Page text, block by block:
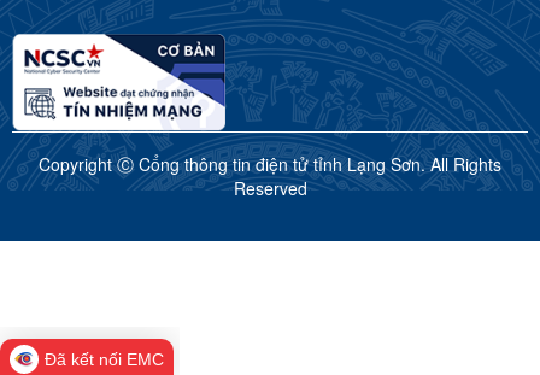
Copyright Ⓒ Cổng thông tin điện tử tỉnh Lạng Sơn. All Rights
Reserved
Đã kết nối EMC